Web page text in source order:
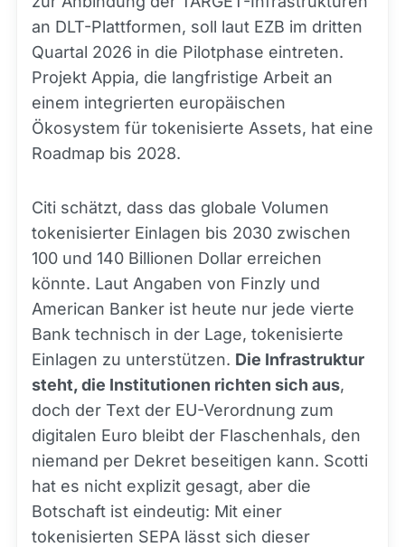
an DLT-Plattformen, soll laut EZB im dritten
Quartal 2026 in die Pilotphase eintreten.
Projekt Appia, die langfristige Arbeit an
einem integrierten europäischen
Ökosystem für tokenisierte Assets, hat eine
Roadmap bis 2028.
Citi schätzt, dass das globale Volumen
tokenisierter Einlagen bis 2030 zwischen
100 und 140 Billionen Dollar erreichen
könnte. Laut Angaben von Finzly und
American Banker ist heute nur jede vierte
Bank technisch in der Lage, tokenisierte
Einlagen zu unterstützen. Die Infrastruktur
steht, die Institutionen richten sich aus,
doch der Text der EU-Verordnung zum
digitalen Euro bleibt der Flaschenhals, den
niemand per Dekret beseitigen kann. Scotti
hat es nicht explizit gesagt, aber die
Botschaft ist eindeutig: Mit einer
tokenisierten SEPA lässt sich dieser